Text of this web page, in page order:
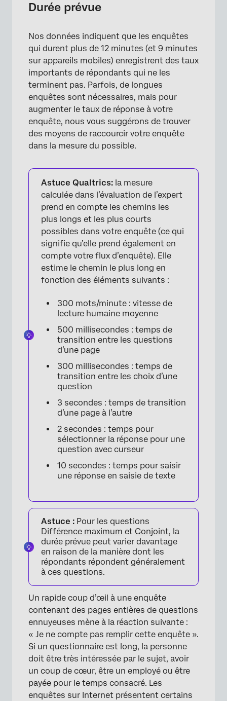
Durée prévue
Nos données indiquent que les enquêtes
qui durent plus de 12 minutes (et 9 minutes
sur appareils mobiles) enregistrent des taux
importants de répondants qui ne les
terminent pas. Parfois, de longues
enquêtes sont nécessaires, mais pour
augmenter le taux de réponse à votre
enquête, nous vous suggérons de trouver
des moyens de raccourcir votre enquête
dans la mesure du possible.
Astuce Qualtrics: la mesure
calculée dans l’évaluation de l’expert
prend en compte les chemins les
plus longs et les plus courts
possibles dans votre enquête (ce qui
signifie qu’elle prend également en
compte votre flux d’enquête). Elle
estime le chemin le plus long en
fonction des éléments suivants :
300 mots/minute : vitesse de
lecture humaine moyenne
500 millisecondes : temps de
transition entre les questions
d’une page
300 millisecondes : temps de
transition entre les choix d’une
question
3 secondes : temps de transition
d’une page à l’autre
2 secondes : temps pour
sélectionner la réponse pour une
question avec curseur
10 secondes : temps pour saisir
une réponse en saisie de texte
Astuce : Pour les questions
Différence maximum et Conjoint, la
durée prévue peut varier davantage
en raison de la manière dont les
répondants répondent généralement
à ces questions.
Un rapide coup d’œil à une enquête
contenant des pages entières de questions
ennuyeuses mène à la réaction suivante :
« Je ne compte pas remplir cette enquête ».
Si un questionnaire est long, la personne
doit être très intéressée par le sujet, avoir
un coup de cœur, être un employé ou être
payée pour le temps consacré. Les
enquêtes sur Internet présentent certains